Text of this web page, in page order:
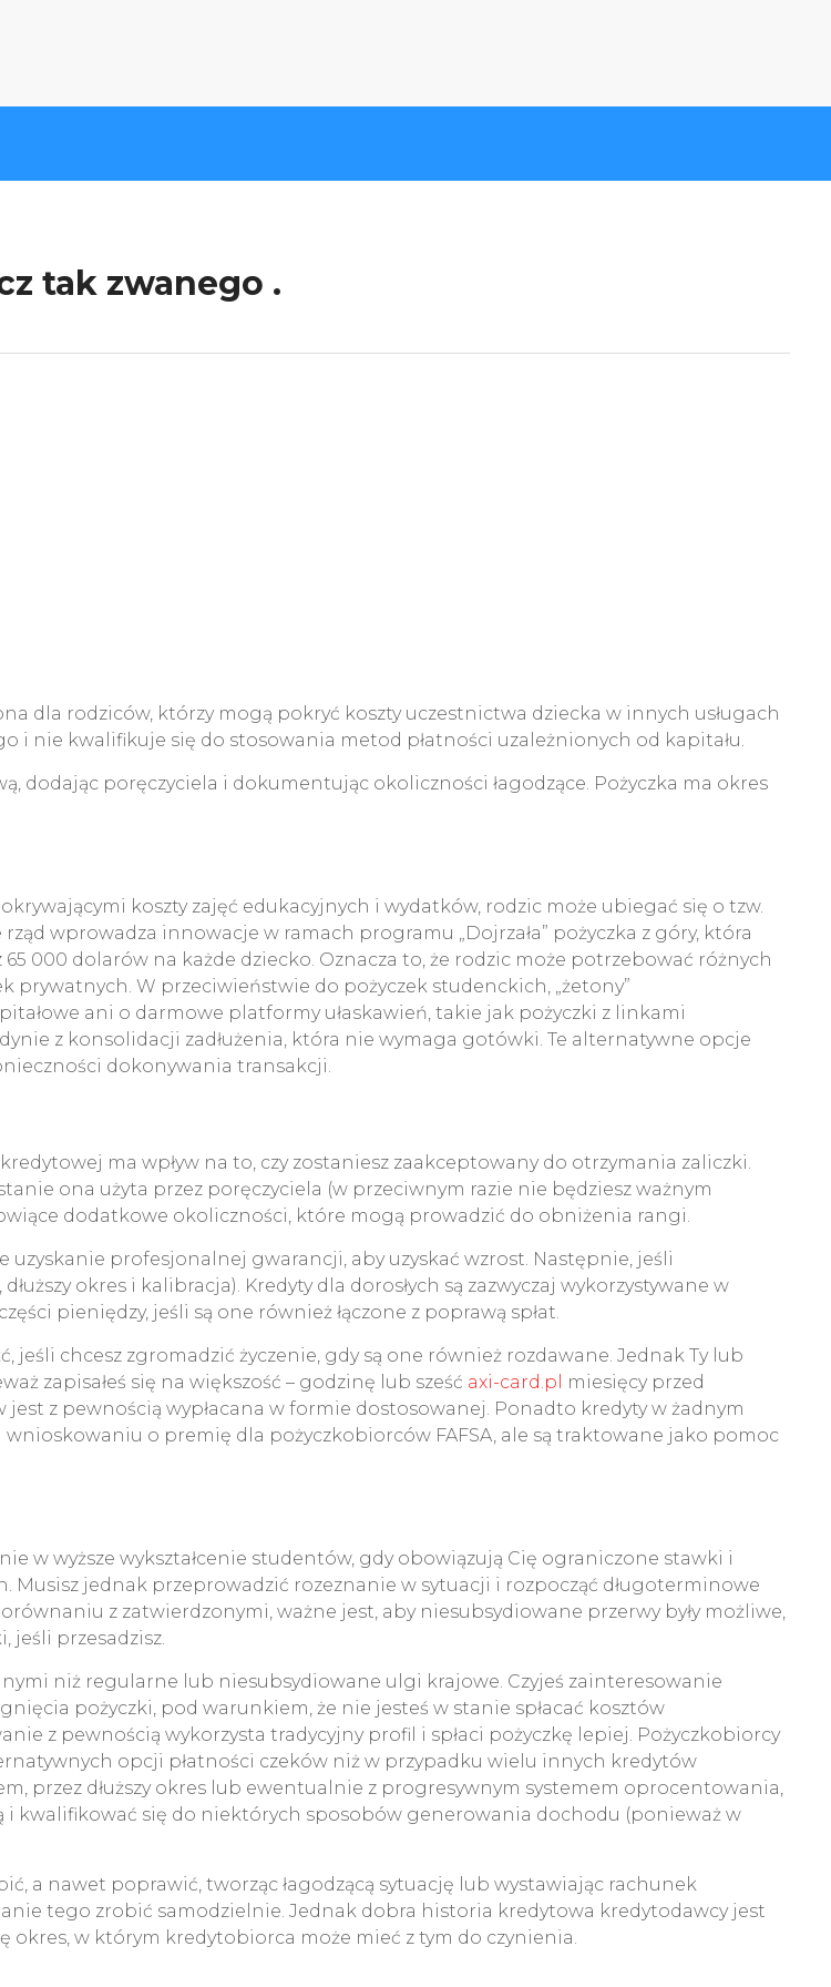
tak zwanego .
dla rodziców, którzy mogą pokryć koszty uczestnictwa dziecka w innych usługach
nie kwalifikuje się do stosowania metod płatności uzależnionych od kapitału.
dodając poręczyciela i dokumentując okoliczności łagodzące. Pożyczka ma okres
koszty zajęć edukacyjnych i wydatków, rodzic może ubiegać się o tzw.
wprowadza innowacje w ramach programu „Dojrzała” pożyczka z góry, która
000 dolarów na każde dziecko. Oznacza to, że rodzic może potrzebować różnych
prywatnych. W przeciwieństwie do pożyczek studenckich, „żetony”
ani o darmowe platformy ułaskawień, takie jak pożyczki z linkami
z konsolidacji zadłużenia, która nie wymaga gotówki. Te alternatywne opcje
dokonywania transakcji.
ma wpływ na to, czy zostaniesz zaakceptowany do otrzymania zaliczki.
ona użyta przez poręczyciela (w przeciwnym razie nie będziesz ważnym
dodatkowe okoliczności, które mogą prowadzić do obniżenia rangi.
profesjonalnej gwarancji, aby uzyskać wzrost. Następnie, jeśli
okres i kalibracja). Kredyty dla dorosłych są zazwyczaj wykorzystywane w
pieniędzy, jeśli są one również łączone z poprawą spłat.
jeśli chcesz zgromadzić życzenie, gdy są one również rozdawane. Jednak Ty lub
zapisałeś się na większość – godzinę lub sześć axi-card.pl
miesięcy przed
z pewnością wypłacana w formie dostosowanej. Ponadto kredyty w żadnym
o premię dla pożyczkobiorców FAFSA, ale są traktowane jako pomoc
w wyższe wykształcenie studentów, gdy obowiązują Cię ograniczone stawki i
jednak przeprowadzić rozeznanie w sytuacji i rozpocząć długoterminowe
z zatwierdzonymi, ważne jest, aby niesubsydiowane przerwy były możliwe,
jeśli przesadzisz.
niż regularne lub niesubsydiowane ulgi krajowe. Czyjeś zainteresowanie
pożyczki, pod warunkiem, że nie jesteś w stanie spłacać kosztów
z pewnością wykorzysta tradycyjny profil i spłaci pożyczkę lepiej. Pożyczkobiorcy
opcji płatności czeków niż w przypadku wielu innych kredytów
przez dłuższy okres lub ewentualnie z progresywnym systemem oprocentowania,
i kwalifikować się do niektórych sposobów generowania dochodu (ponieważ w
a nawet poprawić, tworząc łagodzącą sytuację lub wystawiając rachunek
tego zrobić samodzielnie. Jednak dobra historia kredytowa kredytodawcy jest
okres, w którym kredytobiorca może mieć z tym do czynienia.